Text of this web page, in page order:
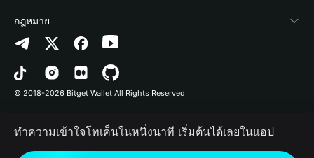
ติดต่อเรา
ทรัพยากรข้อมูลของแบรนด์
อาชีพ
Altcoin Season Index
Prediction Markets
DApp
RWA
ลิสต์โปรเจกต์
การตรวจจับการอนุญาต
การตรวจจับสัญญา
การโอนเป็นชุด
Arbitrum
Avalanche
Bitcoin
Polygon
กฎหมาย
นโยบายความเป็นส่วนตัว
ข้อตกลงในการใช้บริการ
© 2018-2026 Bitget Wallet All Rights Reserved
ทำความเข้าใจโทเค็นในหนึ่งนาที เริ่มต้นได้เลยในแอป